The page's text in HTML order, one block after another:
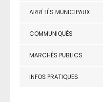
ARRÊTÉS MUNICIPAUX
COMMUNIQUÉS
MARCHÉS PUBLICS
INFOS PRATIQUES